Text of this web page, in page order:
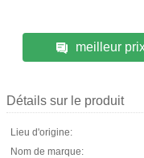
meilleur
Détails sur le produit
Lieu d'origine:
Nom de marque: